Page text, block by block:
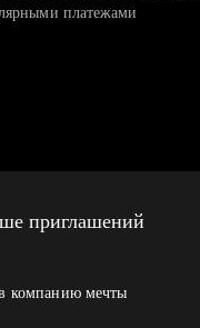
платежами
приглашений
компанию мечты